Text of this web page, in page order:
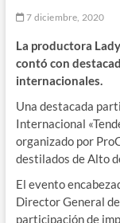
7 diciembre, 2020
La productora
contó con
internacionales.
Una destacada
Internacional
organizado por
destilados de Alto
El evento
Director General
participación de